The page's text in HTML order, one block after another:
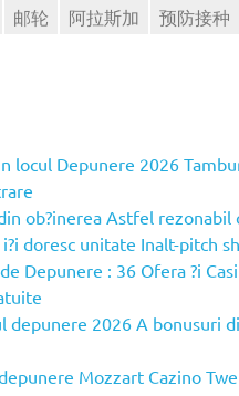
邮轮 阿拉斯加 预防接种
locul Depunere 2026
ob?inerea Astfel rezonabil
i?i doresc unitate Inalt-pitch
Depunere : 36 Ofera ?i
depunere 2026 A bonusuri
Mozzart Cazino